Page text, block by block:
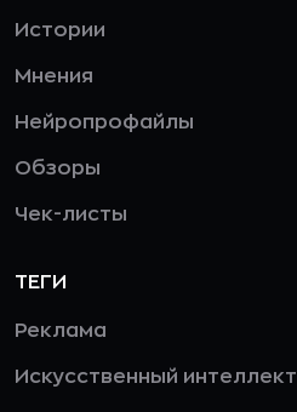
Истории
Мнения
Нейропрофайлы
Обзоры
Чек-листы
ТЕГИ
Реклама
Искусственный интеллект